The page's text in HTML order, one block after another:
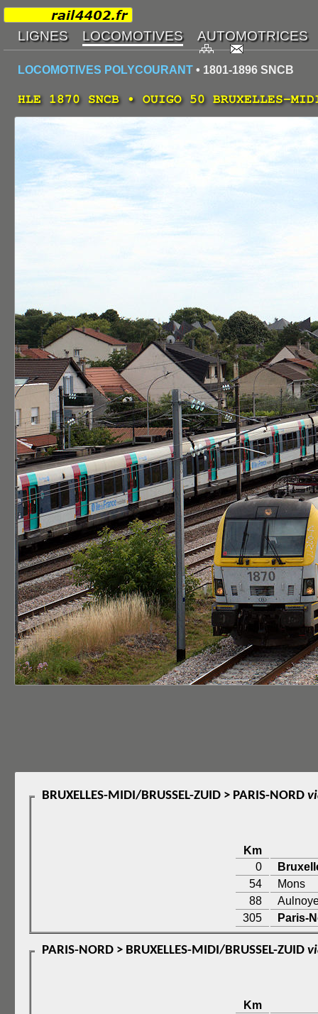
LOCOMOTIVES POLYCOURANT • 1801-1896 SNCB
HLE 1870 SNCB • OUIGO 50 BRUXELLES-
BRUXELLES-MIDI/BRUSSEL-ZUID > PARIS-NORD
Km
0
54
Mons
88
305
Paris-
PARIS-NORD > BRUXELLES-MIDI/BRUSSEL-ZUID
Km